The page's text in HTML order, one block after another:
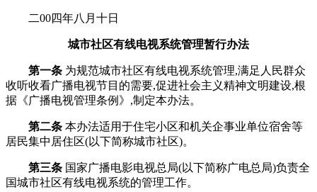
二00四年八月十日
城市社区有线电视系统管理暂行办法
第一条 为规范城市社区有线电视系统管理,满足人民群众
收听收看广播电视节目的需要,促进社会主义精神文明建设,根
据《广播电视管理条例》,制定本办法。
第二条 本办法适用于住宅小区和机关企事业单位宿舍等
居民集中居住区(以下简称城市社区)。
第三条 国家广播电影电视总局(以下简称广电总局)负责全
国城市社区有线电视系统的管理工作。